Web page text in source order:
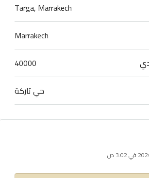
Targa, Marrakech
Marrakech
40000
حي تاركة